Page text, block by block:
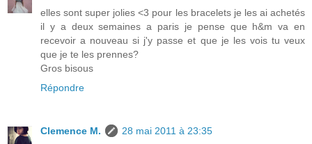
elles sont super jolies <3 pour les bracelets je les ai achetés
il y a deux semaines a paris je pense que h&m va en
recevoir a nouveau si j'y passe et que je les vois tu veux
que je te les prennes?
Gros bisous
Répondre
Clemence M.
28 mai 2011 à 23:35